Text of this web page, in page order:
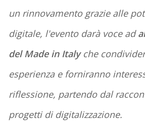
un rinnovamento grazie alle
digitale, l'evento darà voce ad
del Made in Italyche
esperienza e forniranno
riflessione, partendo dal
progetti di digitalizzazione.